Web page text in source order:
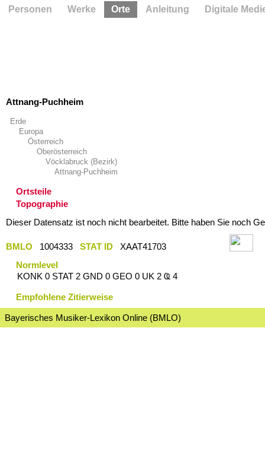
Attnang-Puchheim
Erde
Europa
Österreich
Oberösterreich
Vöcklabruck (Bezirk)
Attnang-Puchheim
Ortsteile
Topographie
Dieser Datensatz ist noch nicht bearbeitet. Bitte haben Sie noch
BMLO 1004333 STAT ID
XAAT41703
Normlevel
KONK 0 STAT 2 GND 0 GEO 0 UK 2 Ҩ 4
Empfohlene Zitierweise
Bayerisches Musiker-Lexikon Online (BMLO)
Personen Werke Orte Anleitung Digitale